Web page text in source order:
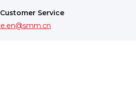
Service